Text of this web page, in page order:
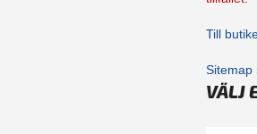
Till
Sitemap
VÄLJ